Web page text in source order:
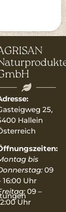
25,
Hallein
bis
09
16:00 Uhr
09 –
Uhr